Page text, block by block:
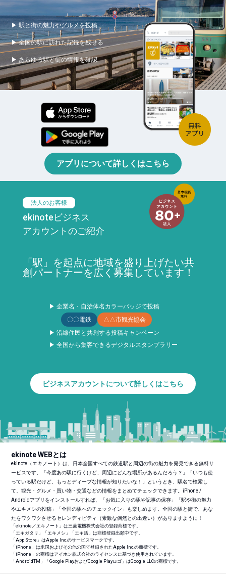
▶ 駅と街の魅力やグルメを投稿
▶ 全国の駅に訪れた記録を残せる
▶ あらゆる駅と街の情報を確認
アプリについて詳しくはこちら
法人のお客様
ekinoteビジネス
アカウントのご紹介
「駅」を起点に地域を盛り上げたい共
創パートナーを広く募集しています！
▶ 企業名・自治体名カラーバッジで投稿
〇〇電鉄
△△市観光協会
▶ 沿線住民と共創する投稿キャンペーン
▶ 全国から集客できるデジタルスタンプラリー
ビジネスアカウントについて詳しくはこちら
ekinote WEBとは
ekinote（エキノート）は、日本全国すべての鉄道駅と周辺の街の魅力を発見できる無料サ
ービスです。「今度あの駅に行くけど、周辺にどんな場所があるんだろう？」「いつも使
っている駅だけど、もっとディープな情報が知りたいな！」というとき、駅名で検索し
て、観光・グルメ・買い物・交通などの情報をまとめてチェックできます。iPhone /
Androidアプリをインストールすれば、「お気に入りの駅や記事の保存」「駅や街の魅力
やエキメシの投稿」「全国の駅へのチェックイン」も楽しめます。全国の駅と街で、あな
たをワクワクさせるセレンディピティ（素敵な偶然との出逢い）がありますように！
「ekinote／エキノート」は三菱電機株式会社の登録商標です。
「エキガタリ」「エキメシ」「エキ活」は商標登録出願中です。
「App Store」はApple Inc.のサービスマークです。
「iPhone」は米国およびその他の国で登録されたApple Inc.の商標です。
「iPhone」の商標はアイホン株式会社のライセンスに基づき使用されています。
「AndroidTM 」「Google PlayおよびGoogle Playロゴ」はGoogle LLCの商標です。